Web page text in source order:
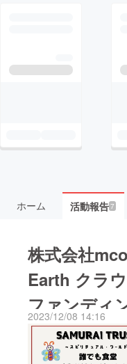
ホーム 活動報告7
株式会社
Earth クラ
ファンディ
ついて
2023/12/08 14:16